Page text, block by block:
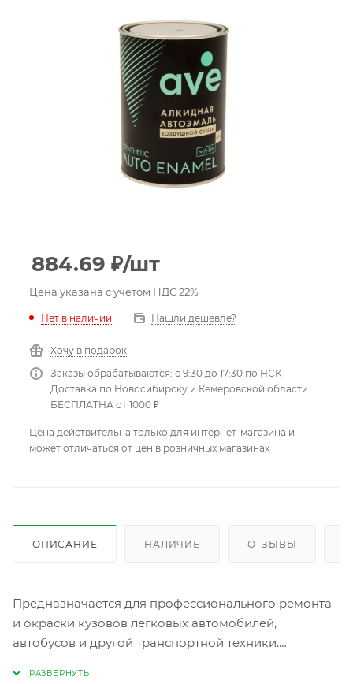
884.69 ₽/шт
Цена указана с учетом НДС 22%
Нет в наличии Нашли дешевле?
Хочу в подарок
Заказы обрабатываются: с 9:30 до 17:30 по НСК
Доставка по Новосибирску и Кемеровской области
БЕСПЛАТНА от 1000 ₽
Цена действительна только для интернет-магазина и
может отличаться от цен в розничных магазинах
ОПИСАНИЕ НАЛИЧИЕ ОТЗЫВЫ
Предназначается для профессионального ремонта
и окраски кузовов легковых автомобилей,
автобусов и другой транспортной техники.